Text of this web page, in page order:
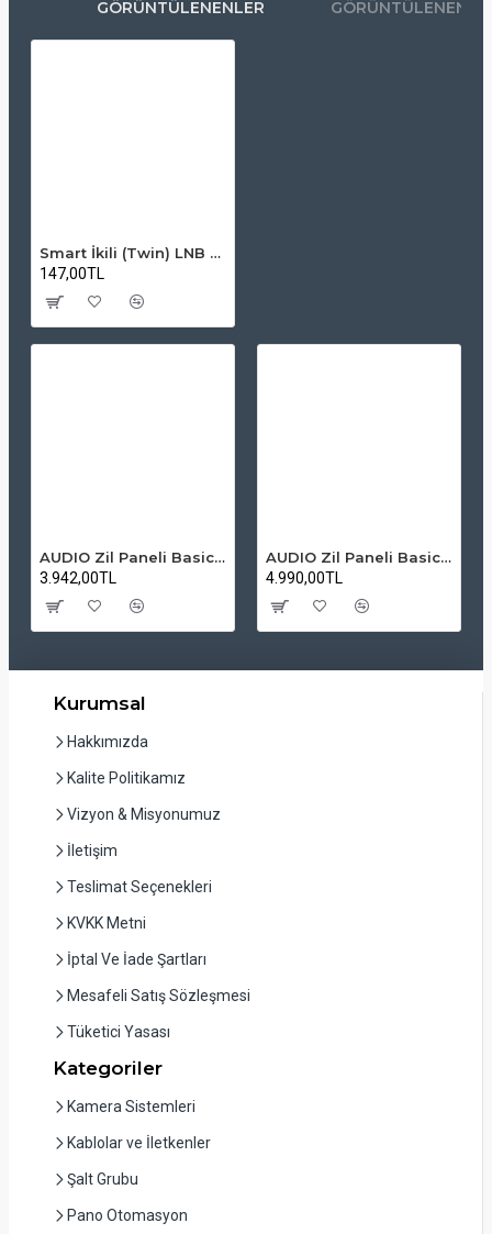
GÖRÜNTÜLENENLER
Smart İkili (Twin) LNB 4K Ultra HD Uyumlu
147,00TL
AUDIO Zil Paneli Basic Hpli Çift Buton 14'lü Sesli Apartman Diafon Kapı Paneli
3.942,00TL
AUDIO Zil Paneli Basic Hpli Çift Buton 20'li Sesli Apartman Diafon Kapı Paneli
4.990,00TL
Kurumsal
Hakkımızda
Kalite Politikamız
Vizyon & Misyonumuz
İletişim
Teslimat Seçenekleri
KVKK Metni
İptal Ve İade Şartları
Mesafeli Satış Sözleşmesi
Tüketici Yasası
Kategoriler
Kamera Sistemleri
Kablolar ve İletkenler
Şalt Grubu
Pano Otomasyon